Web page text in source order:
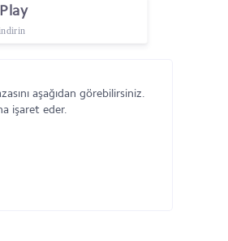
aşağıdan görebilirsiniz.
işaret eder.